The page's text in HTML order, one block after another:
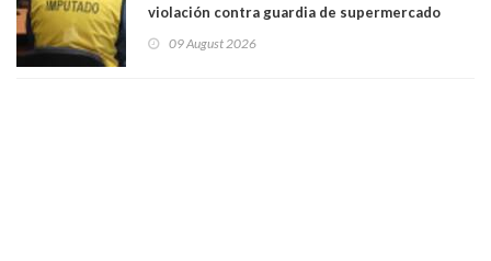
violación contra guardia de supermercado
09 August 2026